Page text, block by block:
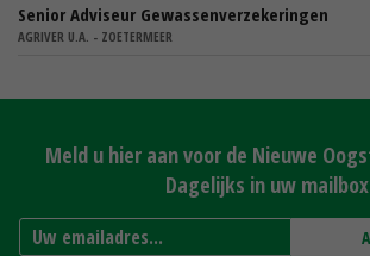
Senior Adviseur Gewassenverzekeringen
AGRIVER U.A. - ZOETERMEER
Meld u hier aan voor de Nieuwe
Dagelijks in uw mailbox